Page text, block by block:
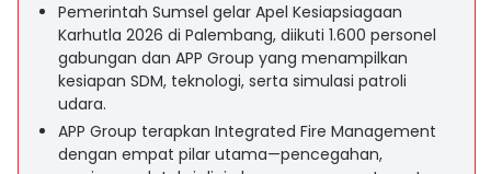
Pemerintah Sumsel gelar Apel Kesiapsiagaan
Karhutla 2026 di Palembang, diikuti 1.600 personel
gabungan dan APP Group yang menampilkan
kesiapan SDM, teknologi, serta simulasi patroli
udara.
APP Group terapkan Integrated Fire Management
dengan empat pilar utama—pencegahan,